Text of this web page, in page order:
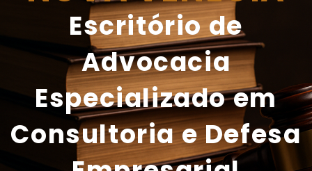
Escritório de
Advocacia
Especializado em
Consultoria e Defesa